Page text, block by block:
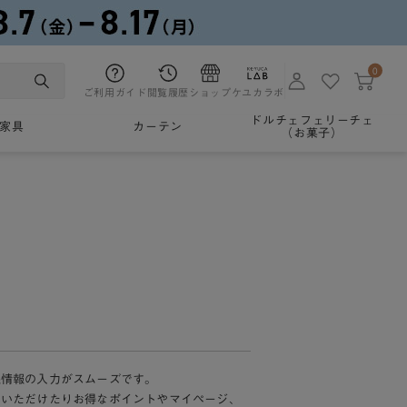
ご利用ガイド 閲覧履歴 ショップケユカラボ
0
家具 カーテン
ドルチェフェリーチェ
（お菓子）
報の入力がスムーズです。
ただけたりお得なポイントやマイページ、